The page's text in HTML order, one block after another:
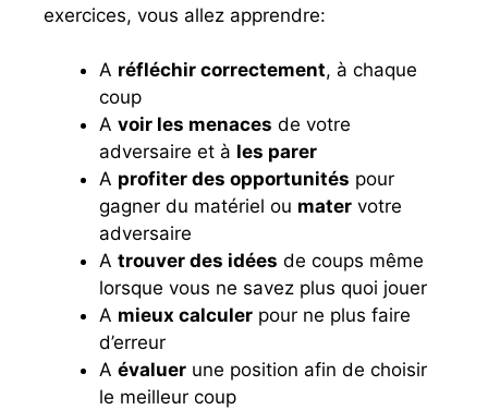
exercices, vous allez apprendre:
A réfléchir correctement, à chaque
coup
A voir les menaces de votre
adversaire et à les parer
A profiter des opportunités pour
gagner du matériel ou mater votre
adversaire
A trouver des idées de coups même
lorsque vous ne savez plus quoi jouer
A mieux calculer pour ne plus faire
d’erreur
A évaluer une position afin de choisir
le meilleur coup